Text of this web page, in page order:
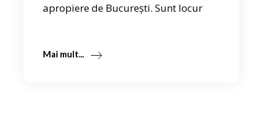
apropiere de București. Sunt locur
Mai mult...